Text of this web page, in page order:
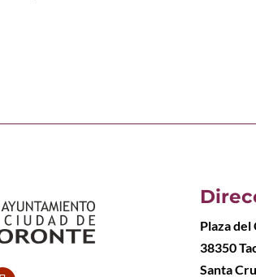
Plaza del
38350
Santa